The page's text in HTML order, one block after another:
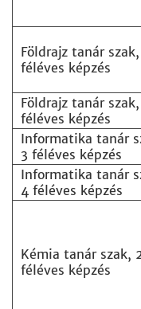
Földrajz tanár
féléves képzés
Földrajz tanár
féléves képzés
Informatika tanár
3 féléves képzés
Informatika tanár
4 féléves képzés
Kémia tanár szak,
féléves képzés